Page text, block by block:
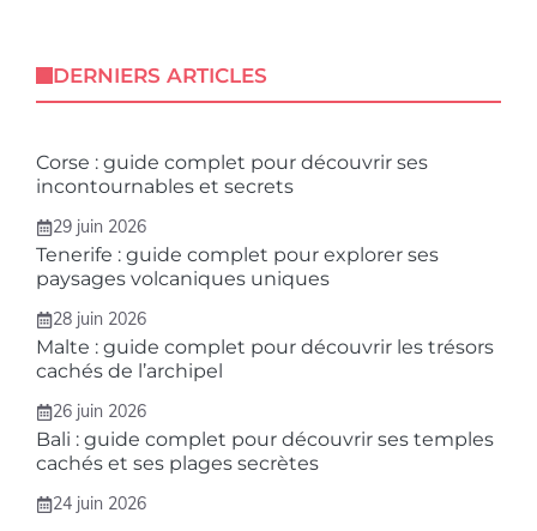
DERNIERS ARTICLES
Corse : guide complet pour découvrir ses
incontournables et secrets
29 juin 2026
Tenerife : guide complet pour explorer ses
paysages volcaniques uniques
28 juin 2026
Malte : guide complet pour découvrir les trésors
cachés de l’archipel
26 juin 2026
Bali : guide complet pour découvrir ses temples
cachés et ses plages secrètes
24 juin 2026